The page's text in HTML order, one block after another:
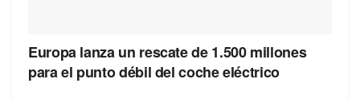
Europa lanza un rescate de 1.500 millones
para el punto débil del coche eléctrico